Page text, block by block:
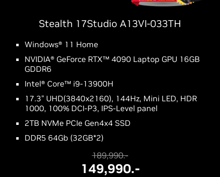
Stealth 17Studio A13VI-033TH
Windows® 11 Home
NVIDIA® GeForce RTX™ 4090 Laptop GPU 16GB
GDDR6
Intel® Core™ i9-13900H
17.3" UHD(3840x2160), 144Hz, Mini LED, HDR
1000, 100% DCI-P3, IPS-Level panel
2TB NVMe PCIe Gen4x4 SSD
DDR5 64Gb (32GB*2)
189,990.-
149,990.-